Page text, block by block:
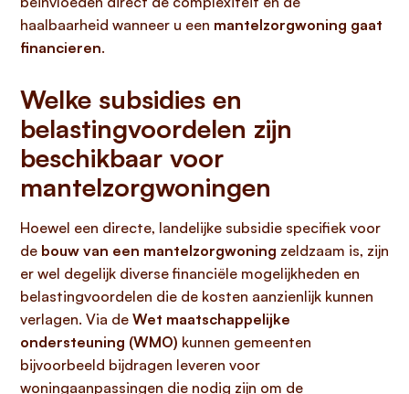
haalbaarheid wanneer u een mantelzorgwoning gaat
financieren.
Welke subsidies en
belastingvoordelen zijn
beschikbaar voor
mantelzorgwoningen
Hoewel een directe, landelijke subsidie specifiek voor
de bouw van een mantelzorgwoning zeldzaam is, zijn
er wel degelijk diverse financiële mogelijkheden en
belastingvoordelen die de kosten aanzienlijk kunnen
verlagen. Via de Wet maatschappelijke
ondersteuning (WMO) kunnen gemeenten
bijvoorbeeld bijdragen leveren voor
woningaanpassingen die nodig zijn om de